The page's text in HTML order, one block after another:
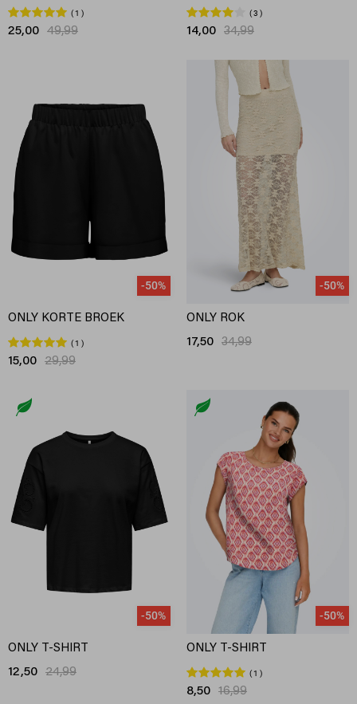
1
25,00 49,99
3
14,00 34,99
-50%
ONLY KORTE BROEK
1
15,00 29,99
-50%
ONLY ROK
17,50 34,99
-50%
ONLY T-SHIRT
12,50 24,99
-50%
ONLY T-SHIRT
1
8,50 16,99